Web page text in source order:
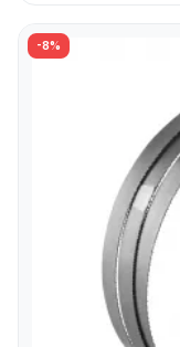
-8%